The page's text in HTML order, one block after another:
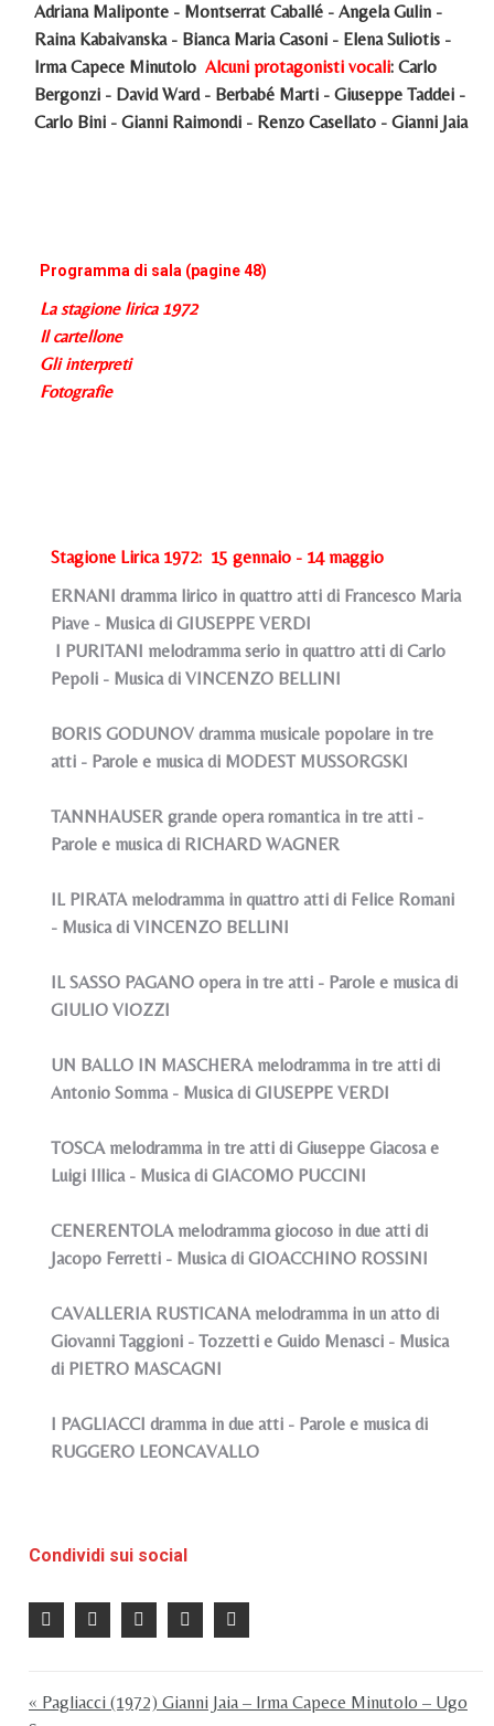
Adriana Maliponte - Montserrat Caballé - Angela Gulin -
Raina Kabaivanska - Bianca Maria Casoni - Elena Suliotis -
Irma Capece Minutolo Alcuni protagonisti vocali: Carlo
Bergonzi - David Ward - Berbabé Marti - Giuseppe Taddei -
Carlo Bini - Gianni Raimondi - Renzo Casellato - Gianni Jaia
Programma di sala (pagine 48)
La stagione lirica 1972
Il cartellone
Gli interpreti
Fotografie
Stagione Lirica 1972: 15 gennaio - 14 maggio
ERNANI dramma lirico in quattro atti di Francesco Maria
Piave - Musica di GIUSEPPE VERDI
I PURITANI melodramma serio in quattro atti di Carlo
Pepoli - Musica di VINCENZO BELLINI
BORIS GODUNOV dramma musicale popolare in tre
atti - Parole e musica di MODEST MUSSORGSKI
TANNHAUSER grande opera romantica in tre atti -
Parole e musica di RICHARD WAGNER
IL PIRATA melodramma in quattro atti di Felice Romani
- Musica di VINCENZO BELLINI
IL SASSO PAGANO opera in tre atti - Parole e musica di
GIULIO VIOZZI
UN BALLO IN MASCHERA melodramma in tre atti di
Antonio Somma - Musica di GIUSEPPE VERDI
TOSCA melodramma in tre atti di Giuseppe Giacosa e
Luigi Illica - Musica di GIACOMO PUCCINI
CENERENTOLA melodramma giocoso in due atti di
Jacopo Ferretti - Musica di GIOACCHINO ROSSINI
CAVALLERIA RUSTICANA melodramma in un atto di
Giovanni Taggioni - Tozzetti e Guido Menasci - Musica
di PIETRO MASCAGNI
I PAGLIACCI dramma in due atti - Parole e musica di
RUGGERO LEONCAVALLO
Condividi sui social
« Pagliacci (1972) Gianni Jaia – Irma Capece Minutolo – Ugo